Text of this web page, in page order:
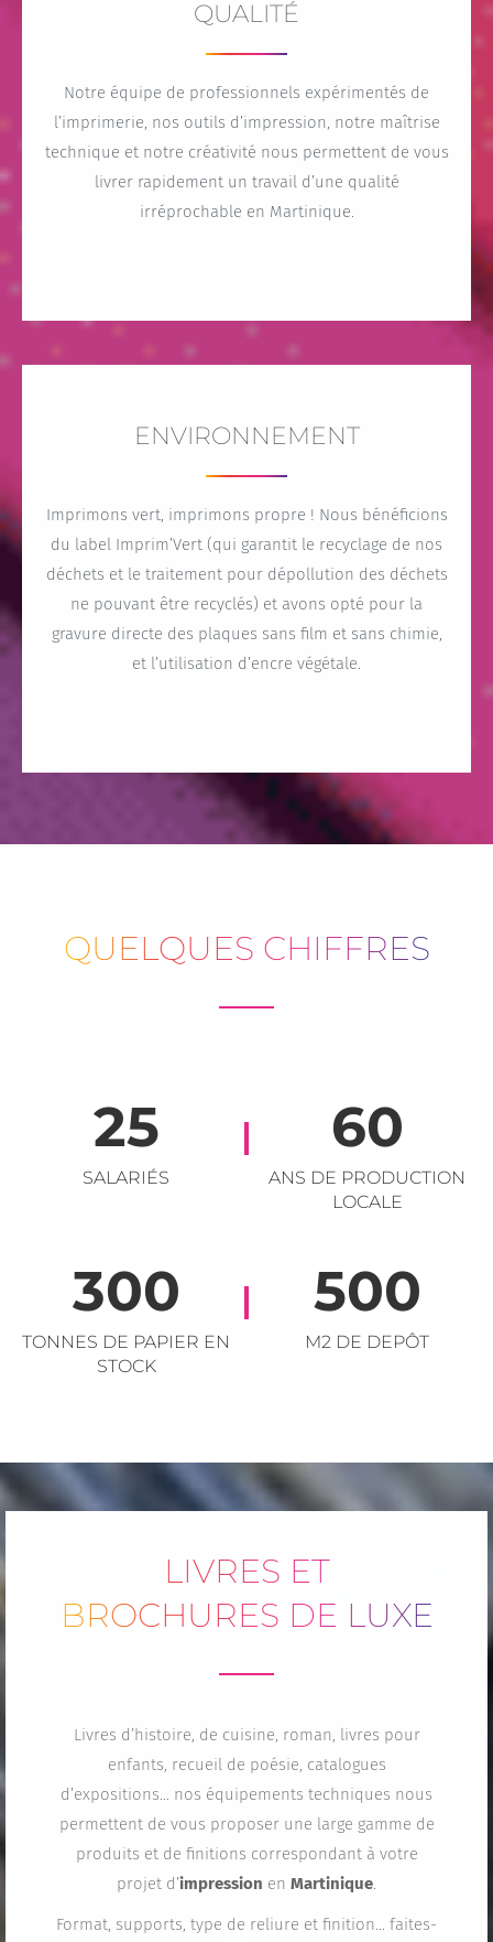
QUALITÉ
Notre équipe de professionnels expérimentés de
l’imprimerie, nos outils d’impression, notre maîtrise
technique et notre créativité nous permettent de vous
livrer rapidement un travail d’une qualité
irréprochable en Martinique.
ENVIRONNEMENT
Imprimons vert, imprimons propre ! Nous bénéficions
du label Imprim’Vert (qui garantit le recyclage de nos
déchets et le traitement pour dépollution des déchets
ne pouvant être recyclés) et avons opté pour la
gravure directe des plaques sans film et sans chimie,
et l’utilisation d’encre végétale.
QUELQUES CHIFFRES
25
SALARIÉS
60
ANS DE PRODUCTION
LOCALE
300
TONNES DE PAPIER EN
STOCK
500
M2 DE DEPÔT
LIVRES ET
BROCHURES DE LUXE
Livres d’histoire, de cuisine, roman, livres pour
enfants, recueil de poésie, catalogues
d’expositions… nos équipements techniques nous
permettent de vous proposer une large gamme de
produits et de finitions correspondant à votre
projet d’impression en Martinique.
Format, supports, type de reliure et finition… faites-